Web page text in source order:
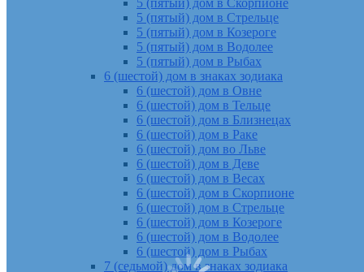
5 (пятый) дом в Скорпионе
5 (пятый) дом в Стрельце
5 (пятый) дом в Козероге
5 (пятый) дом в Водолее
5 (пятый) дом в Рыбах
6 (шестой) дом в знаках зодиака
6 (шестой) дом в Овне
6 (шестой) дом в Тельце
6 (шестой) дом в Близнецах
6 (шестой) дом в Раке
6 (шестой) дом во Льве
6 (шестой) дом в Деве
6 (шестой) дом в Весах
6 (шестой) дом в Скорпионе
6 (шестой) дом в Стрельце
6 (шестой) дом в Козероге
6 (шестой) дом в Водолее
6 (шестой) дом в Рыбах
7 (седьмой) дом в знаках зодиака